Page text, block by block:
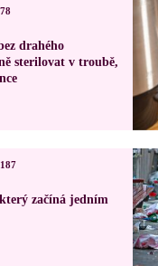
drahého
sterilovat v troubě,
začíná jedním